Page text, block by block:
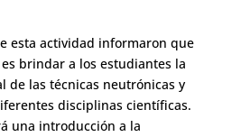
esta actividad informaron que
brindar a los estudiantes la
de las técnicas neutrónicas y
disciplinas científicas.
una introducción a la